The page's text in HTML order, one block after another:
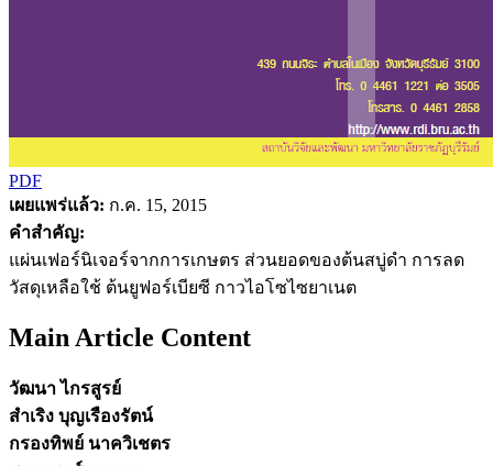
PDF
เผยแพร่แล้ว: ก.ค. 15, 2015
คำสำคัญ:
แผ่นเฟอร์นิเจอร์จากการเกษตร ส่วนยอดของต้นสบู่ดำ การลด
วัสดุเหลือใช้ ต้นยูฟอร์เบียซี กาวไอโซไซยาเนต
Main Article Content
วัฒนา ไกรสูรย์
สำเริง บุญเรืองรัตน์
กรองทิพย์ นาควิเชตร